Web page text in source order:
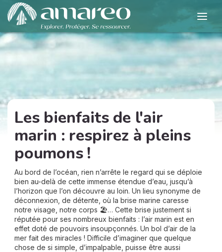
Les bienfaits de l'air
marin : respirez à pleins
poumons !
Au bord de l’océan, rien n’arrête le regard qui se déploie
bien au-delà de cette immense étendue d’eau, jusqu’à
l’horizon que l’on découvre au loin. Un lieu synonyme de
déconnexion, de détente, où la brise marine caresse
notre visage, notre corps 🏖️… Cette brise justement si
réputée pour ses nombreux bienfaits : l’air marin est en
effet doté de pouvoirs insoupçonnés. Un bol d’air de la
mer fait des miracles ! Difficile d’imaginer que quelque
chose de si simple, d’impalpable, puisse être aussi